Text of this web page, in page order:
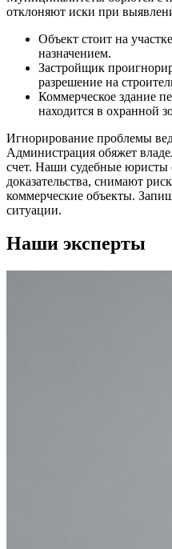
отклоняют иски при
Объект стоит на
назначением.
Застройщик
разрешение на
Коммерческое здание
находится в охранной
Игнорирование проблемы
Администрация обяжет
счет. Наши судебные
доказательства, снимают
коммерческие объекты.
ситуации.
Наши эксперты